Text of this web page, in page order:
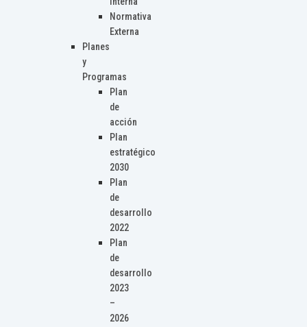
Normativa
Externa
Planes
y
Programas
Plan
de
acción
Plan
estratégico
2030
Plan
de
desarrollo
2022
Plan
de
desarrollo
2023
–
2026